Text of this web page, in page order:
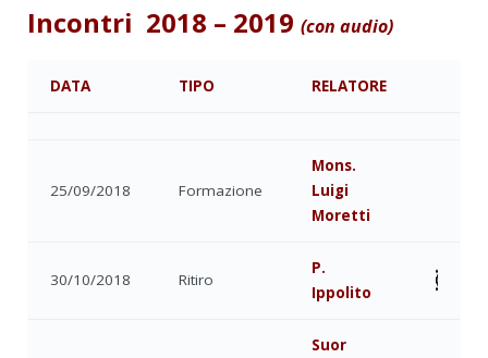
Incontri 2018 – 2019 (con audio)
DATA TIPO RELATORE
25/09/2018 Formazione
Mons.
Luigi
Moretti
30/10/2018 Ritiro
P.
Ippolito
Suor